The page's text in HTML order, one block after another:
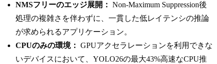
NMSフリーのエッジ展開： Non-Maximum Suppression後
処理の複雑さを伴わずに、一貫した低レイテンシの推論
が求められるアプリケーション。
CPUのみの環境： GPUアクセラレーションを利用できな
いデバイスにおいて、YOLO26の最大43%高速なCPU推